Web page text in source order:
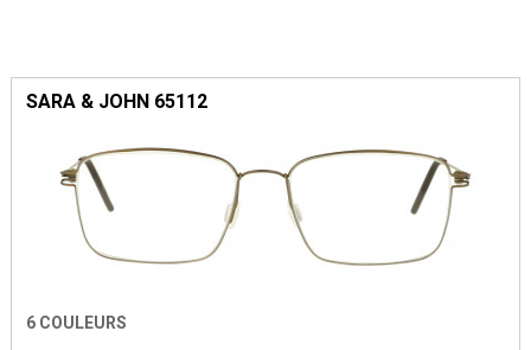
SARA & JOHN 65112
6 COULEURS